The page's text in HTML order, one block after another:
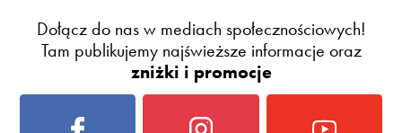
Dołącz do nas w mediach społecznościowych!
Tam publikujemy najświeższe informacje oraz
zniżki i promocje